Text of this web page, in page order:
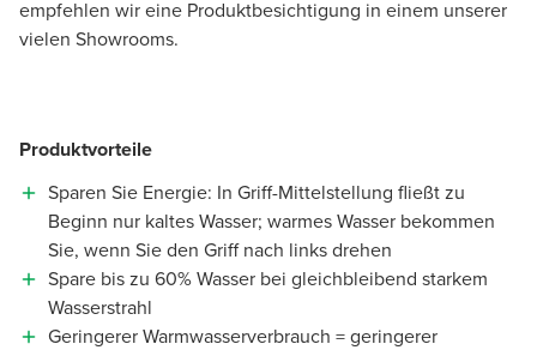
empfehlen wir eine Produktbesichtigung in einem unserer
vielen Showrooms.
Produktvorteile
Sparen Sie Energie: In Griff-Mittelstellung fließt zu
Beginn nur kaltes Wasser; warmes Wasser bekommen
Sie, wenn Sie den Griff nach links drehen
Spare bis zu 60% Wasser bei gleichbleibend starkem
Wasserstrahl
Geringerer Warmwasserverbrauch = geringerer